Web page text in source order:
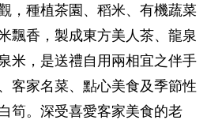
，種植茶園、稻米、有機蔬菜
飄香，製成東方美人茶、龍泉
米，是送禮自用兩相宜之伴手
客家名菜、點心美食及季節性
筍。深受喜愛客家美食的老